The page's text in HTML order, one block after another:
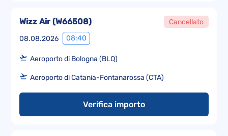
08.08.2026 08:40
Wizz Air(W66508) Cancellato
Aeroporto di Bologna (BLQ)
Aeroporto di Catania-Fontanarossa (CTA)
Verifica importo